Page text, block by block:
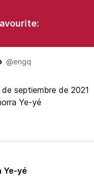
@engq
septiembre de 2021
Ye-yé
en bares..
Ye-yé